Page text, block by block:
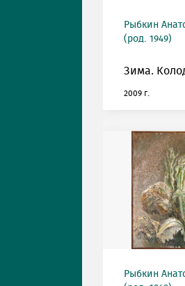
Рыбкин
(род. 1949)
Зима.
2009 г.
Рыбкин